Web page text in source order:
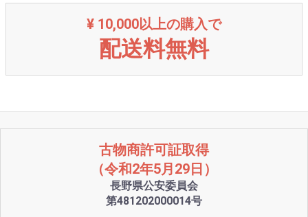
¥ 10,000以上の購入で
配送料無料
古物商許可証取得
（令和2年5月29日）
長野県公安委員会
第481202000014号